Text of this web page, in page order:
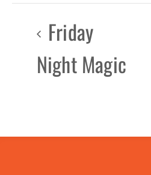
Friday
Night Magic